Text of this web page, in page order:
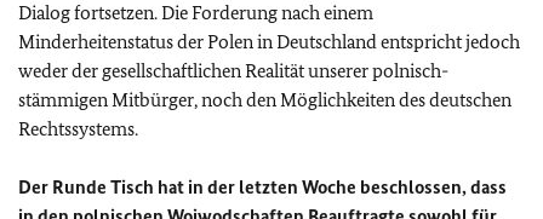
Dialog fortsetzen. Die Forderung nach einem
Minderheitenstatus der Polen in Deutschland entspricht jedoch
weder der gesellschaftlichen Realität unserer polnisch-
stämmigen Mitbürger, noch den Möglichkeiten des deutschen
Rechtssystems.
Der Runde Tisch hat in der letzten Woche beschlossen, dass